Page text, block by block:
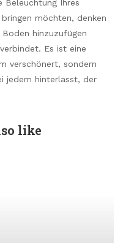
Beleuchtung Ihres
möchten, denken
hinzuzufügen
Es ist eine
verschönert, sondern
jedem hinterlässt, der
like